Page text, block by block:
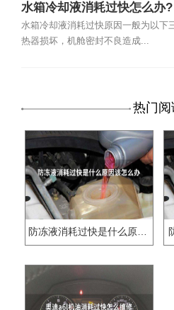
水箱冷却液消耗过快怎么办?
水箱冷却液消耗过快原因一般为以下
热器损坏，机舱密封不良造成...
热门阅